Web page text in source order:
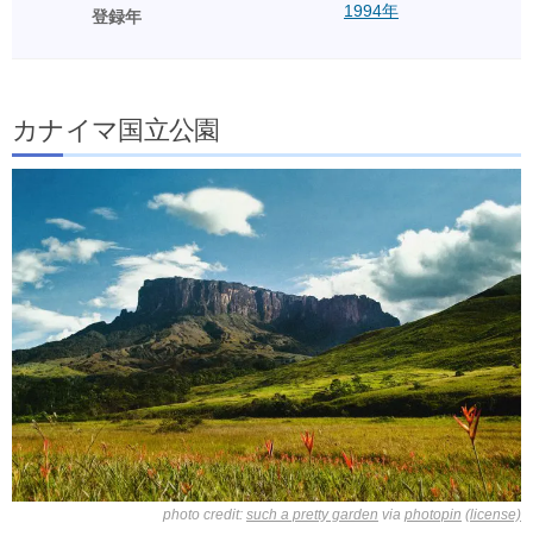
登録年 1994年
カナイマ国立公園
photo credit: such a pretty garden via photopin (license)